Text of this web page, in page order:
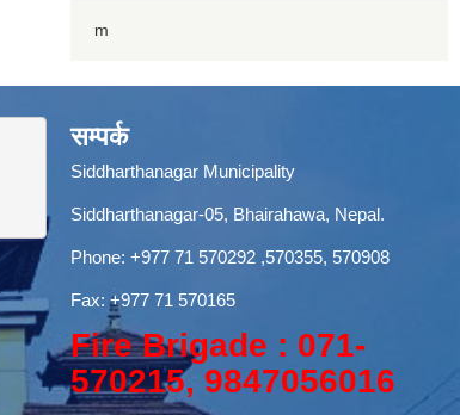
m
सम्पर्क
Siddharthanagar Municipality
Siddharthanagar-05, Bhairahawa, Nepal.
Phone: +977 71 570292 ,570355, 570908
Fax: +977 71 570165
Fire Brigade : 071-
570215, 9847056016